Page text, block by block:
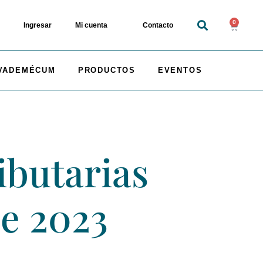
Ingresar Mi cuenta Contacto 0
PRODUCTOS EVENTOS
2023